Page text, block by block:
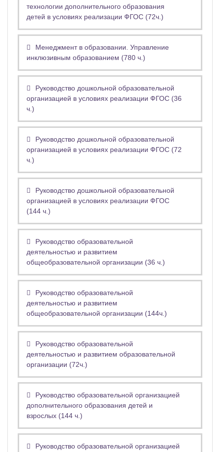
технологии дополнительного образования
детей в условиях реализации ФГОС (72ч.)
Менеджмент в образовании. Управление
инклюзивным образованием (780 ч.)
Руководство дошкольной образовательной
организацией в условиях реализации ФГОС (36
ч.)
Руководство дошкольной образовательной
организацией в условиях реализации ФГОС (72
ч.)
Руководство дошкольной образовательной
организацией в условиях реализации ФГОС
(144 ч.)
Руководство образовательной
деятельностью и развитием
общеобразовательной организации (36 ч.)
Руководство образовательной
деятельностью и развитием
общеобразовательной организации (144ч.)
Руководство образовательной
деятельностью и развитием образовательной
организации (72ч.)
Руководство образовательной организацией
дополнительного образования детей и
взрослых (144 ч.)
Руководство образовательной организацией